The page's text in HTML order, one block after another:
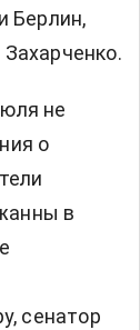
Берлин,
не
о
в
сенатор